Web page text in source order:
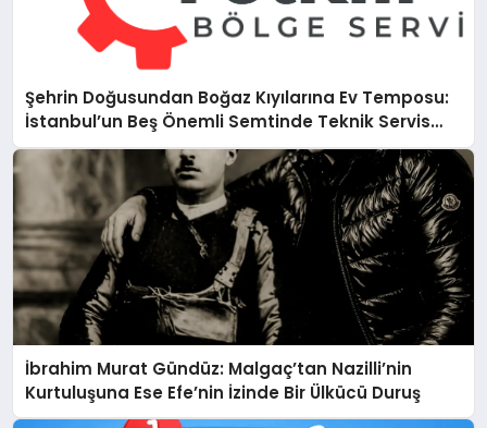
Şehrin Doğusundan Boğaz Kıyılarına Ev Temposu:
İstanbul’un Beş Önemli Semtinde Teknik Servis
Deneyimi
İbrahim Murat Gündüz: Malgaç’tan Nazilli’nin
Kurtuluşuna Ese Efe’nin İzinde Bir Ülkücü Duruş